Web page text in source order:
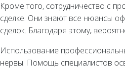
Кроме того, сотрудничество с
сделке. Они знают все нюансы
сделок. Благодаря этому,
Использование
нервы. Помощь специалистов